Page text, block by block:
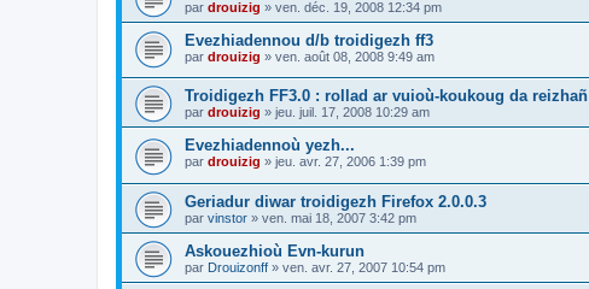
par drouizig » ven. déc. 19, 2008 12:34 pm
Evezhiadennou d/b troidigezh ff3
par drouizig » ven. août 08, 2008 9:49 am
Troidigezh FF3.0 : rollad ar vuioù-koukoug da reizhañ
par drouizig » jeu. juil. 17, 2008 10:29 am
Evezhiadennoù yezh...
par drouizig » jeu. avr. 27, 2006 1:39 pm
Geriadur diwar troidigezh Firefox 2.0.0.3
par vinstor » ven. mai 18, 2007 3:42 pm
Askouezhioù Evn-kurun
par Drouizonff » ven. avr. 27, 2007 10:54 pm